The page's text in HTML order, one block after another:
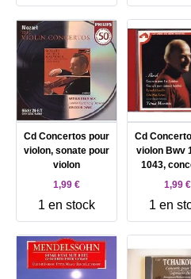
Cd Concertos pour
violon, sonate pour
violon
1,99 €
1 en stock
Cd
violon Bwv
1043,
pour1,99 €
1 en